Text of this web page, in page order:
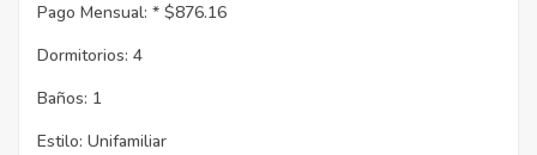
Pago Mensual: * $876.16
Dormitorios: 4
Baños: 1
Estilo: Unifamiliar